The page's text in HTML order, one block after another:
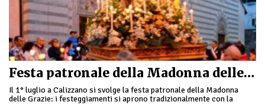
Festa patronale della Madonna delle Grazie a Calizzano
Il 1° luglio a Calizzano si svolge la festa patronale della Madonna
delle Grazie: i festeggiamenti si aprono tradizionalmente con la